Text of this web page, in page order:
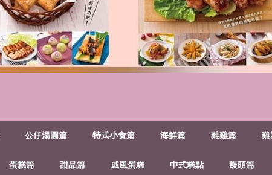
公仔湯圓篇 特式小食篇 海鮮篇 雞雞篇
蛋糕篇 甜品篇 戚風蛋糕 中式糕點 饅頭篇